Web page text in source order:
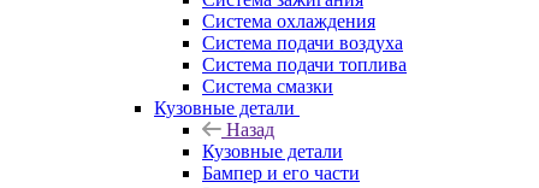
Система охлаждения
Система подачи воздуха
Система подачи топлива
Система смазки
Кузовные детали
Назад
Кузовные детали
Бампер и его части